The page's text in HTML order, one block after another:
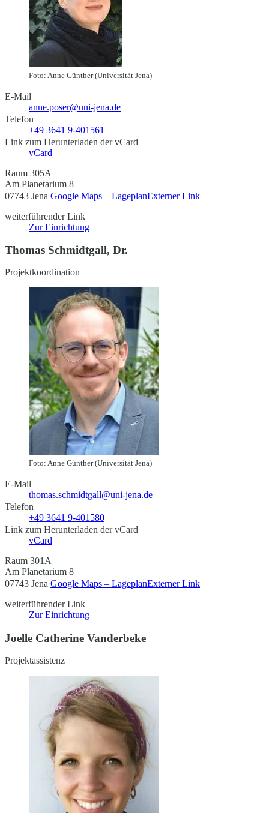
Foto: Anne Günther (Universität Jena)
E-Mail
anne.poser@uni-jena.de
Telefon
+49 3641 9-401561
Link zum Herunterladen der vCard
vCard
Raum 305A
Am Planetarium 8
07743 Jena Google Maps – LageplanExterner Link
weiterführender Link
Zur Einrichtung
Thomas Schmidtgall, Dr.
Projektkoordination
Foto: Anne Günther (Universität Jena)
E-Mail
thomas.schmidtgall@uni-jena.de
Telefon
+49 3641 9-401580
Link zum Herunterladen der vCard
vCard
Raum 301A
Am Planetarium 8
07743 Jena Google Maps – LageplanExterner Link
weiterführender Link
Zur Einrichtung
Joelle Catherine Vanderbeke
Projektassistenz